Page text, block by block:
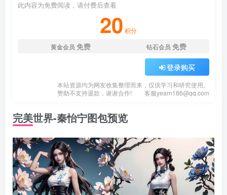
此内容为免费阅读，请付费后查看
20 积分
黄金会员 免费 钻石会员 免费
登录购买
本站资源均为网友收集整理而来，仅供学习和研究使用。
赞助不支持退款，谢谢合作!
客服yearn186@qq.com
完美世界-秦怡宁图包预览